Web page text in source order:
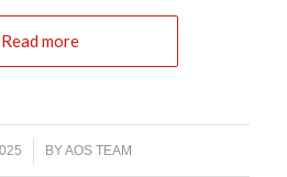
Read more
BYAOS TEAM